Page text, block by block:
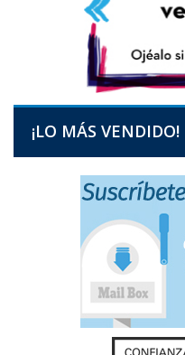
¡LO MÁS VENDIDO!